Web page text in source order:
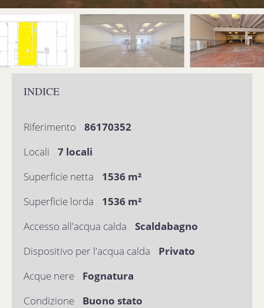
INDICE
Riferimento
86170352
Locali
7 locali
Superficie netta
1536 m²
Superficie lorda
1536 m²
Accesso all'acqua calda
Scaldabagno
Dispositivo per l'acqua calda
Privato
Acque nere
Fognatura
Condizione
Buono stato